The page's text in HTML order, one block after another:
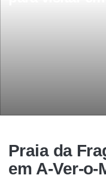
Praia da
em A-Ver-o-